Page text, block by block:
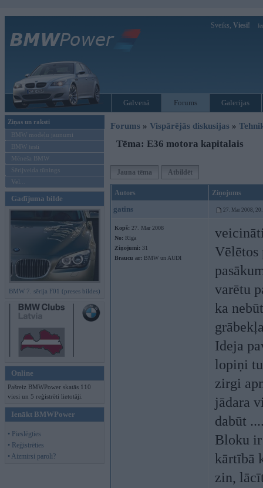
Sveiks, Viesi!
Galvenā Forums Galerijas
Ziņas un raksti
BMW modeļu jaunumi
BMW testi
Mēneša BMW
Sērijveida tūnings
Vel...
Gadījuma bilde
BMW 7. sērija F01 (preses bildes)
Online
Pašreiz BMWPower skatās 110
viesi un 5 reģistrēti lietotāji.
Ienākt BMWPower
• Pieslēgties
• Reģistrēties
• Aizmirsi paroli?
Forums » Vispārējās diskusijas »
Tēma: E36 motora kapitalais
Jauna tēma Atbildēt
Autors Ziņojums
gatins 27. Mar 2008,
Kopš: 27. Mar 2008
No: Rīga
Ziņojumi: 31
Braucu ar: BMW un AUDI
Vēlētos
varētu
ka
Ideja
lopiņi
zirgi
jādara
dabūt
Bloku ir
kārtībā
zin,